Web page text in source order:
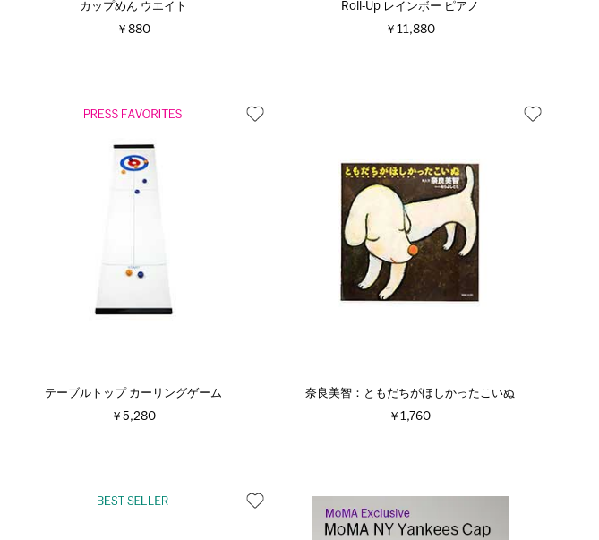
カップめん ウエイト
￥880
Roll‐Up レインボー ピアノ
￥11,880
テーブルトップ カーリングゲーム
￥5,280
奈良美智：ともだちがほしかったこいぬ
￥1,760